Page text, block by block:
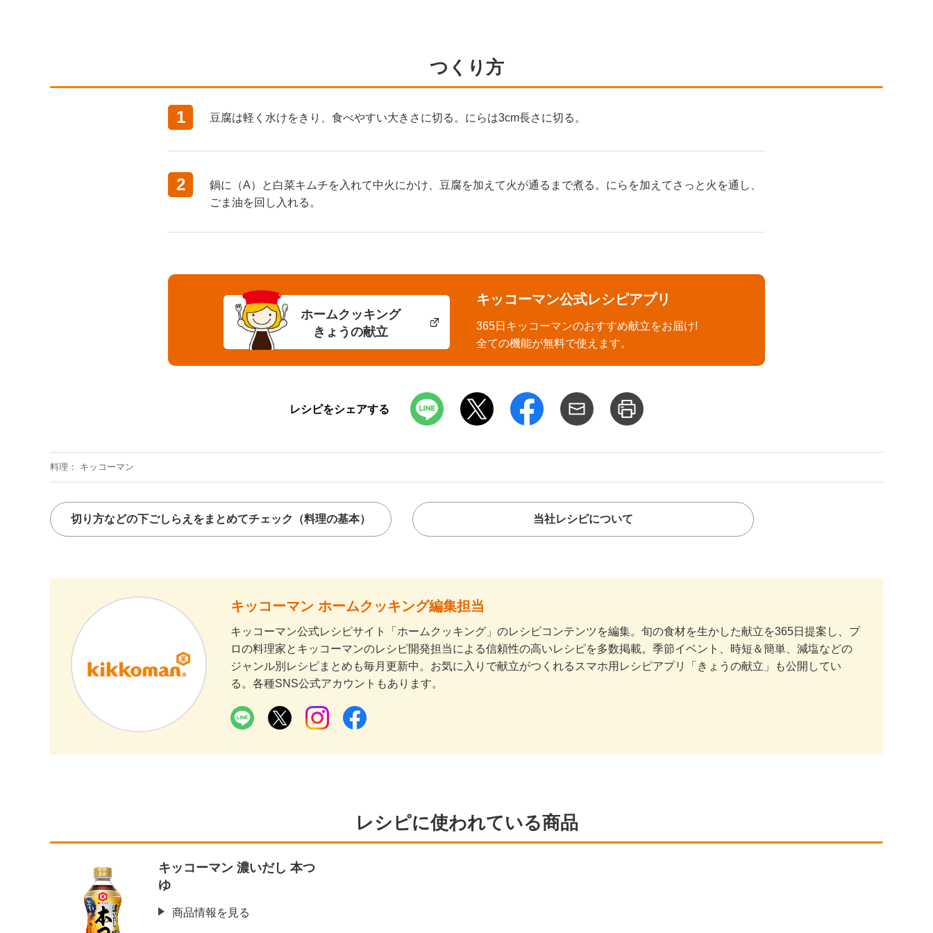
つくり方
1 豆腐は軽く水けをきり、食べやすい大きさに切る。にらは3cm長さに切る。
2
鍋に（A）と白菜キムチを入れて中火にかけ、豆腐を加えて火が通るまで煮る。にらを加えてさっと火を通し、
ごま油を回し入れる。
ホームクッキング
きょうの献立
キッコーマン公式レシピアプリ
365日キッコーマンのおすすめ献立をお届け!
全ての機能が無料で使えます。
レシピをシェアする
料理 キッコーマン
切り方などの下ごしらえをまとめてチェック （料理の基本） 当社レシピについて
キッコーマン ホームクッキング編集担当
キッコーマン公式レシピサイト「ホームクッキング」のレシピコンテンツを編集。旬の食材を生かした献立を365日提案し、プ
ロの料理家とキッコーマンのレシピ開発担当による信頼性の高いレシピを多数掲載。季節イベント、時短＆簡単、減塩などの
ジャンル別レシピまとめも毎月更新中。お気に入りで献立がつくれるスマホ用レシピアプリ「きょうの献立」も公開してい
る。各種SNS公式アカウントもあります。
レシピに使われている商品
キッコーマン 濃いだし 本つ
ゆ
商品情報を見る